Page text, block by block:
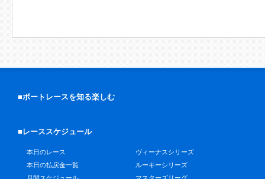
■ボートレースを知る楽しむ
■レーススケジュール
本日のレース
本日の払戻金一覧
ヴィーナスシリーズ
ルーキーシリーズ